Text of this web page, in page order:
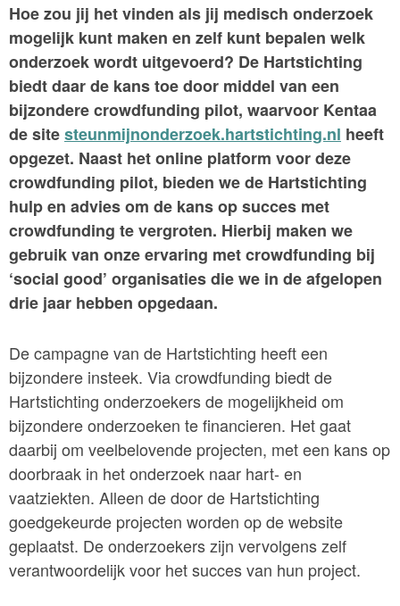
Hoe zou jij het vinden als jij medisch onderzoek
mogelijk kunt maken en zelf kunt bepalen welk
onderzoek wordt uitgevoerd? De Hartstichting
biedt daar de kans toe door middel van een
bijzondere crowdfunding pilot, waarvoor Kentaa
de sitesteunmijnonderzoek.hartstichting.nl heeft
opgezet. Naast het online platform voor deze
crowdfunding pilot, bieden we de Hartstichting
hulp en advies om de kans op succes met
crowdfunding te vergroten. Hierbij maken we
gebruik van onze ervaring met crowdfunding bij
‘social good’ organisaties die we in de afgelopen
drie jaar hebben opgedaan.
De campagne van de Hartstichting heeft een
bijzondere insteek. Via crowdfunding biedt de
Hartstichting onderzoekers de mogelijkheid om
bijzondere onderzoeken te financieren. Het gaat
daarbij om veelbelovende projecten, met een kans op
doorbraak in het onderzoek naar hart- en
vaatziekten. Alleen de door de Hartstichting
goedgekeurde projecten worden op de website
geplaatst. De onderzoekers zijn vervolgens zelf
verantwoordelijk voor het succes van hun project.